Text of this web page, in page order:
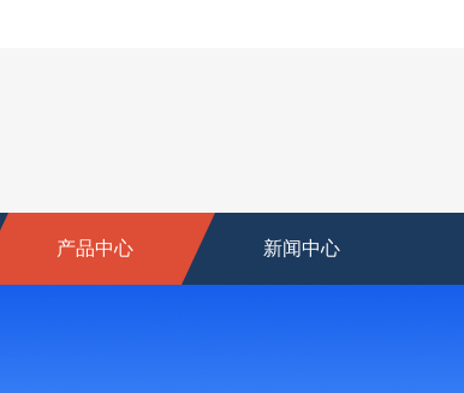
产品中心 新闻中心